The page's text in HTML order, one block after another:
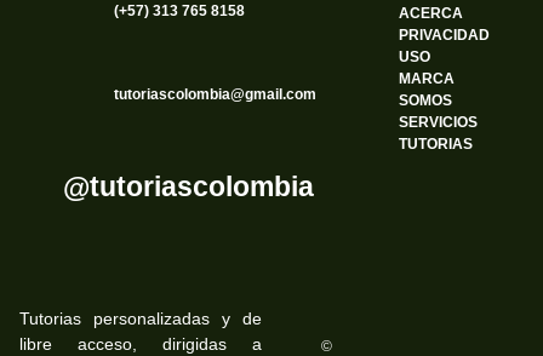
(+57) 313 765 8158
tutoriascolombia@gmail.com
@tutoriascolombia
ACERCA
PRIVACIDAD
USO
MARCA
SOMOS
SERVICIOS
TUTORIAS
Tutorias personalizadas y de
libre acceso, dirigidas a
©